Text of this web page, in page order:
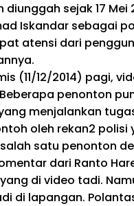
sejak 17
Iskandar sebagai
atensi dari
(11/12/2014) pagi,
penonton
menjalankan
oleh rekan2 polisi
satu penonton
dari Ranto
di video tadi.
di lapangan.